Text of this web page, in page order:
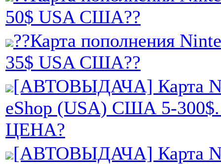
50$ USA США??
??Карта пополнения
35$ USA США??
[АВТОВЫДАЧА] Карта
eShop (USA) США 5-
ЦЕНА?
[АВТОВЫДАЧА] Карта